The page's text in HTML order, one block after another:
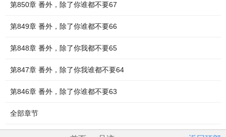
第850章 番外，除了你谁都不要67
第849章 番外，除了你谁都不要66
第848章 番外，除了你我都不要65
第847章 番外，除了你我谁都不要64
第846章 番外，除了你谁都不要63
全部章节